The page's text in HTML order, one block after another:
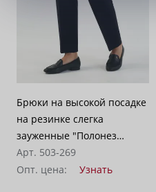
Брюки на высокой посадке
на резинке слегка
зауженные "Полонез
утепленный" черно-синий
Арт. 503-269
Опт. цена:
Узнать